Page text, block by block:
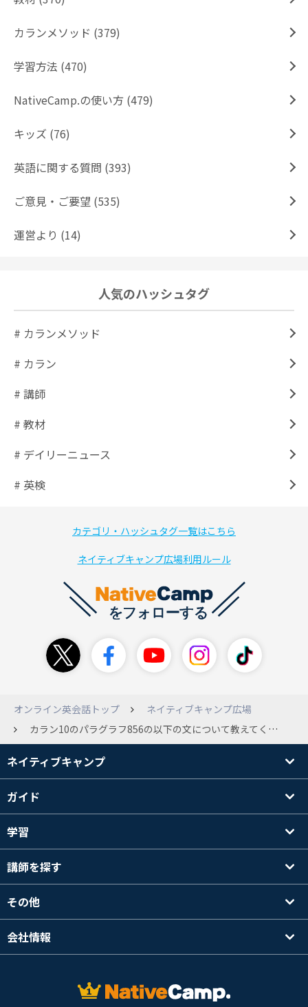
カランメソッド (379)
学習方法 (470)
NativeCamp.の使い方 (479)
キッズ (76)
英語に関する質問 (393)
ご意見・ご要望 (535)
運営より (14)
人気のハッシュタグ
# カランメソッド
# カラン
# 講師
# 教材
# デイリーニュース
# 英検
カテゴリ・ハッシュタグ一覧はこちら
ネイティブキャンプ広場利用ルール
オンライン英会話トップ
ネイティブキャンプ広場
カラン10のパラグラフ856の以下の文について教えてください。 If someone borrowed a pullover of yours that was too small for them and they stretched it, would you be annoyed? Yes, if someone borrowed a pullover of mine that was too small for them and they stretched it, I'd be annoyed 以下のような意味だととらえて回答しましたが自信がないです。 もし誰か(性別を問わないのでthey)が私のプルオーバーを借りて、小さすぎて服が伸びてしまったら困りますか？ でもこれだと関係代名詞がand thenみたいで修飾する節が先行詞より時系列で後になってしまいます。 それともand thenのような使い方もするのでしょうか。 普通に訳すとプルオーバーを修飾しているので 「小さすぎて伸びてしまったプルオーバー」を誰かが借りたら困りますか？なのですが でもそのプルオーバーはthemには小さすぎてtheyが伸ばしてしまったわけだし・・・・ どなたか教えてください。
ネイティブキャンプ
ガイド
学習
講師を探す
その他
会社情報